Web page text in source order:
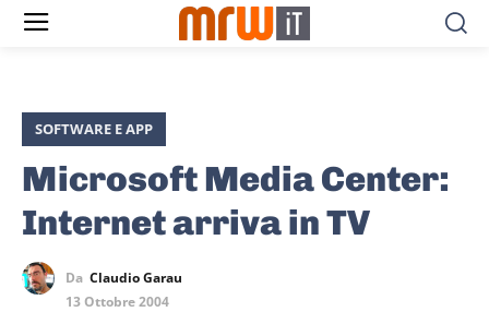
SOFTWARE E APP
Microsoft Media Center:
Internet arriva in TV
Da Claudio Garau
13 Ottobre 2004